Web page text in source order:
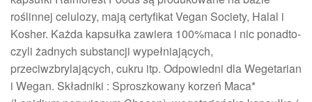
roślinnej celulozy, mają certyfikat Vegan Society, Halal i
Kosher. Każda kapsułka zawiera 100%maca i nic ponadto-
czyli żadnych substancji wypełniających,
przeciwzbrylających, cukru itp. Odpowiedni dla Wegetarian
i Wegan. Składniki : Sproszkowany korzeń Maca*